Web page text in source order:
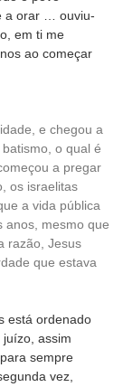
a orar … ouviu-
em ti me
ao começar
e chegou a
o qual é
a pregar
os israelitas
a vida pública
anos, mesmo que
razão, Jesus
que estava
está ordenado
assim
sempre
vez,